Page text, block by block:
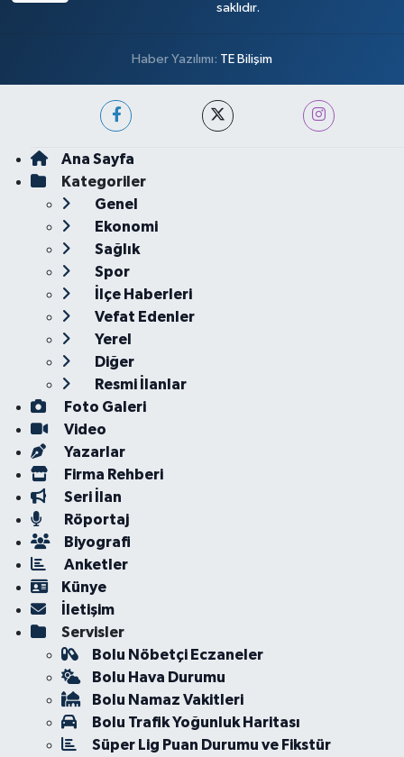
saklıdır.
Haber Yazılımı: TE Bilişim
Ana Sayfa
Kategoriler
Genel
Ekonomi
Sağlık
Spor
İlçe Haberleri
Vefat Edenler
Yerel
Diğer
Resmi İlanlar
Foto Galeri
Video
Yazarlar
Firma Rehberi
Seri İlan
Röportaj
Biyografi
Anketler
Künye
İletişim
Servisler
Bolu Nöbetçi Eczaneler
Bolu Hava Durumu
Bolu Namaz Vakitleri
Bolu Trafik Yoğunluk Haritası
Süper Lig Puan Durumu ve Fikstür